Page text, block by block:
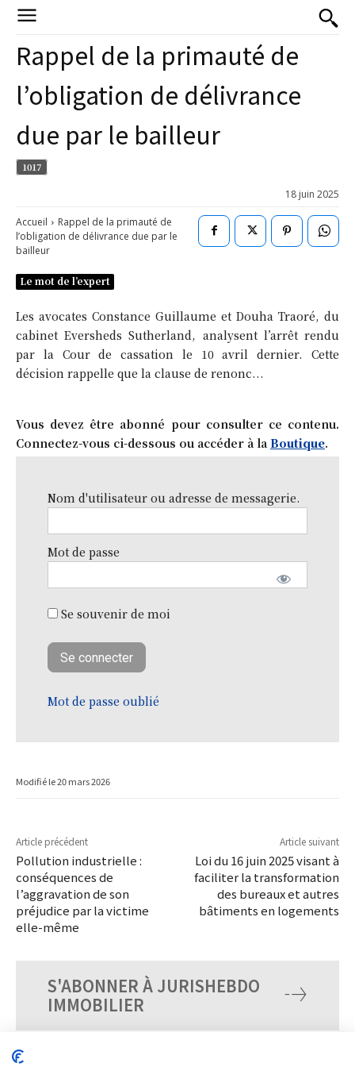
Rappel de la primauté de
l’obligation de délivrance
due par le bailleur
1017
18 juin 2025
Accueil
Rappel de la primauté de
l’obligation de délivrance due par le
bailleur
Le mot de l’expert
Les avocates Constance Guillaume et Douha Traoré, du
cabinet Eversheds Sutherland, analysent l’arrêt rendu
par la Cour de cassation le 10 avril dernier. Cette
décision rappelle que la clause de renonc...
Vous devez être abonné pour consulter ce contenu.
Connectez-vous ci-dessous ou accéder à la Boutique.
Nom d'utilisateur ou adresse de messagerie.
Mot de passe
Se souvenir de moi
Mot de passe oublié
Modifié le20 mars 2026
Article précédent
Pollution industrielle :
conséquences de
l’aggravation de son
préjudice par la victime
elle-même
Article suivant
Loi du 16 juin 2025 visant à
faciliter la transformation
des bureaux et autres
bâtiments en logements
S'ABONNER À JURISHEBDO
IMMOBILIER